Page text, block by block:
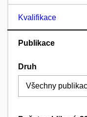
Kvalifikace
Publikace
Druh